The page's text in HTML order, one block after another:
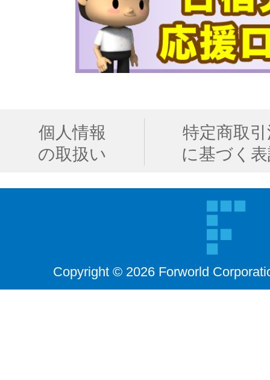
個人情報
の取扱い
特定商取
に基づく
Copyright © 2026 Forworld